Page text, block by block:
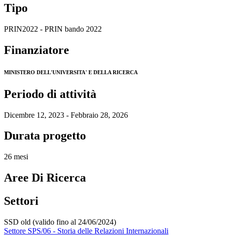
Tipo
PRIN2022 - PRIN bando 2022
Finanziatore
MINISTERO DELL'UNIVERSITA' E DELLA RICERCA
Periodo di attività
Dicembre 12, 2023 - Febbraio 28, 2026
Durata progetto
26 mesi
Aree Di Ricerca
Settori
SSD old (valido fino al 24/06/2024)
Settore SPS/06 - Storia delle Relazioni Internazionali